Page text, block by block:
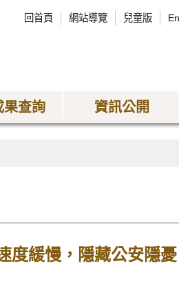
回首頁 網站導覽 兒童版
果查詢 資訊公開
度緩慢，隱藏公安隱憂